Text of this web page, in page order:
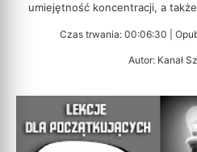
umiejętność koncentracji, a
Czas trwania: 00:06:30 |
Autor: Kanał